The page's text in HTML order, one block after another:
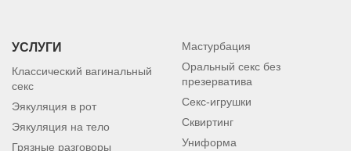
УСЛУГИ
Классический вагинальный
секс
Эякуляция в рот
Эякуляция на тело
Грязные разговоры
Мастурбация
Оральный секс без
презерватива
Секс-игрушки
Сквиртинг
Униформа